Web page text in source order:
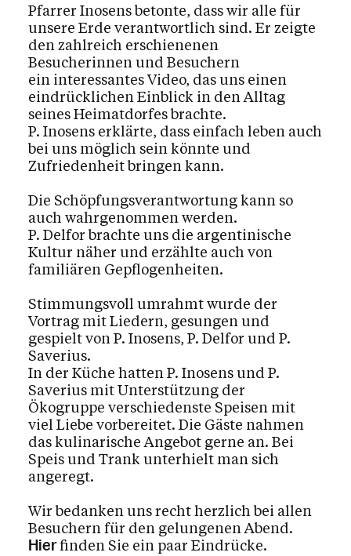
Pfarrer Inosens betonte, dass wir alle für
unsere Erde verantwortlich sind. Er zeigte
den zahlreich erschienenen
Besucherinnen und Besuchern
ein interessantes Video, das uns einen
eindrücklichen Einblick in den Alltag
seines Heimatdorfes brachte.
P. Inosens erklärte, dass einfach leben auch
bei uns möglich sein könnte und
Zufriedenheit bringen kann.
Die Schöpfungsverantwortung kann so
auch wahrgenommen werden.
P. Delfor brachte uns die argentinische
Kultur näher und erzählte auch von
familiären Gepflogenheiten.
Stimmungsvoll umrahmt wurde der
Vortrag mit Liedern, gesungen und
gespielt von P. Inosens, P. Delfor und P.
Saverius.
In der Küche hatten P. Inosens und P.
Saverius mit Unterstützung der
Ökogruppe verschiedenste Speisen mit
viel Liebe vorbereitet. Die Gäste nahmen
das kulinarische Angebot gerne an. Bei
Speis und Trank unterhielt man sich
angeregt.
Wir bedanken uns recht herzlich bei allen
Besuchern für den gelungenen Abend.
Hierfinden Sie ein paar Eindrücke.